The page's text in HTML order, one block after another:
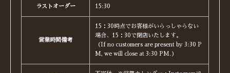
ラストオーダー 15:30
営業時間備考
15：30時点でお客様がいらっしゃらない
場合、15：30で閉店いたします。
（If no customers are present by 3:30 P
M, we will close at 3:30 PM.）